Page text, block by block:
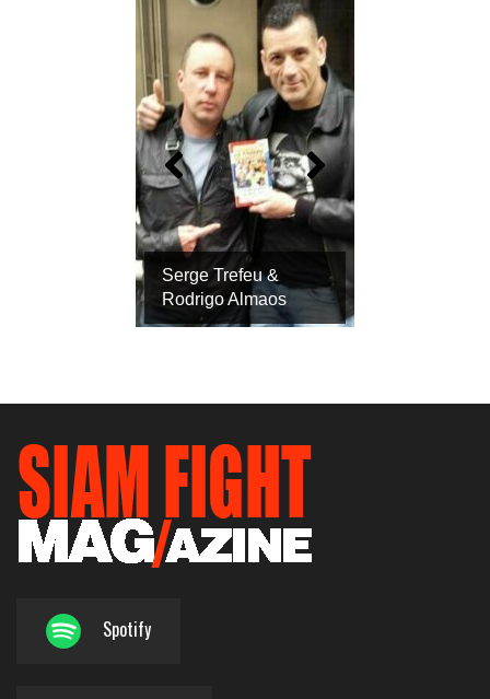
Serge Trefeu &
Rodrigo Almaos
Spotify